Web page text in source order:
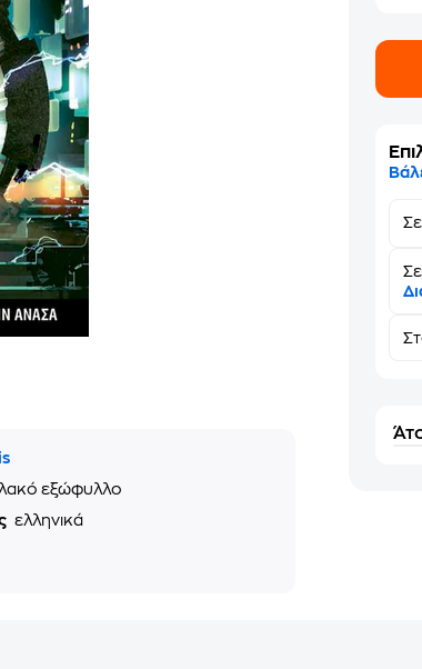
εξώφυλλο
ελληνικά